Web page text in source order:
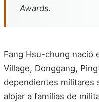
Awards.
Fang Hsu-chung nació
Village, Donggang,
dependientes militares
alojar a familias de